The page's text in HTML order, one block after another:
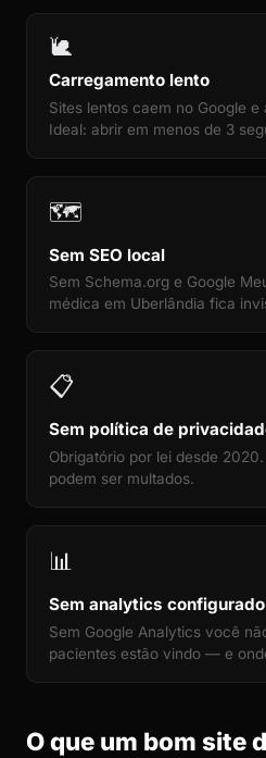
🐌
Carregamento lento
Sites lentos caem no Google
Ideal: abrir em menos de 3
🗺️
Sem SEO local
Sem Schema.org e Google
médica em Uberlândia fica
📋
Sem política de
Obrigatório por lei desde
podem ser multados.
📊
Sem analytics configurado
Sem Google Analytics você
pacientes estão vindo — e
O que um bom site